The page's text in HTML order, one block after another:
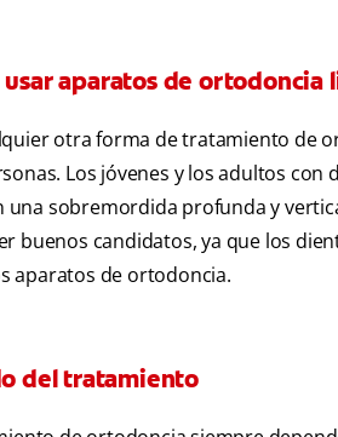
aparatos de ortodoncia
otra forma de tratamiento de
Los jóvenes y los adultos
una sobremordida profunda y
buenos candidatos, ya que los
aparatos de ortodoncia.
del tratamiento